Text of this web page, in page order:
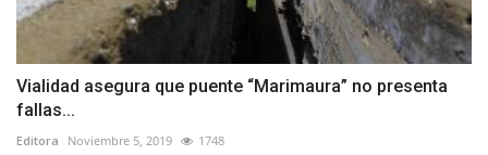
Vialidad asegura que puente “Marimaura” no presenta
fallas...
Editora Noviembre 5, 2019 1748